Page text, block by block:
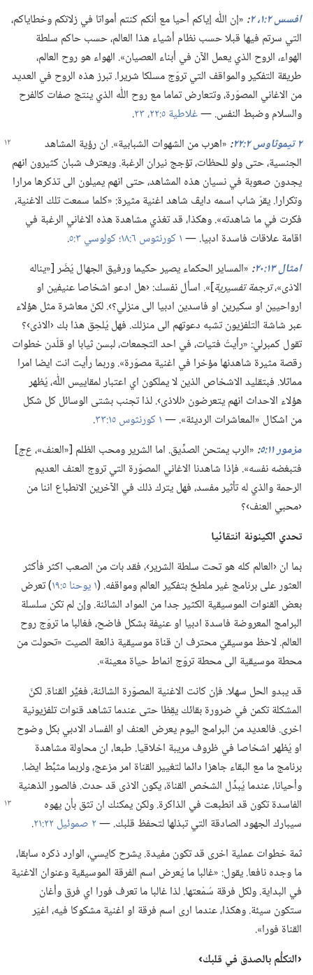
افسس ٢:‏١،‏ ٢
‏:‏ ‏«إن اللّٰه إياكم أحيا مع أنكم كنتم أمواتا في زلاتكم وخطاياكم،‏
التي سرتم فيها قبلا حسب نظام أشياء هذا العالم،‏ حسب حاكم سلطة
الهواء،‏ الروح الذي يعمل الآن في أبناء العصيان».‏ الهواء هو روح العالم،‏
طريقة التفكير والمواقف التي تروّج مسلكا شريرا.‏ تبرز هذه الروح في العديد
من الاغاني المصوّرة،‏ وتتعارض تماما مع روح اللّٰه الذي ينتج صفات كالفرح
والسلام وضبط النفس.‏ —‏غلاطية ٥:‏٢٢،‏ ٢٣
‏.‏
٢ تيموثاوس ٢:‏٢٢
‏:‏ ‏«اهرب من الشهوات الشبابية».‏ ان رؤية المشاهد
الجنسية،‏ حتى ولو للحظات،‏ تؤجج نيران الرغبة.‏ ويعترف شبان كثيرون انهم
يجدون صعوبة في نسيان هذه المشاهد،‏ حتى انهم يميلون الى تذكرها مرارا
وتكرارا.‏ يقرّ شاب اسمه دايڤ شاهد اغنية مثيرة:‏ «كلما سمعت تلك الاغنية،‏
فكرت في ما شاهدته».‏ وهكذا،‏ قد تغذي مشاهدة هذه الاغاني الرغبة في
اقامة علاقات فاسدة ادبيا.‏ —‏١ كورنثوس ٦:‏١٨؛‏ كولوسي ٣:‏٥
‏.‏
امثال ١٣:‏٢٠
‏:‏ ‏«المساير الحكماء يصير حكيما ورفيق الجهال يُضَر [«يناله
الاذى»،‏ترجمة تفسيرية‏]».‏ اسأل نفسك:‏ ‹هل ادعو اشخاصا عنيفين او
ارواحيين او سكيرين او فاسدين ادبيا الى منزلي؟‏›.‏ لكنّ معاشرة مثل هؤلاء
عبر شاشة التلفزيون تشبه دعوتهم الى منزلك.‏ فهل يُلحِق هذا بك ‹الاذى›؟‏
تقول كمبرلي:‏ «رأيتُ فتيات،‏ في احد التجمعات،‏ لبسن ثيابا او قلّدن خطوات
رقصة مثيرة شاهدنها مؤخرا في اغنية مصوّرة».‏ وربما رأيت انت ايضا امرا
مماثلا.‏ فبتقليد الاشخاص الذين لا يملكون اي اعتبار لمقاييس اللّٰه،‏ يُظهر
هؤلاء الاحداث انهم يتعرضون ‹للاذى›.‏ لذا تجنب بشتى الوسائل كل شكل
من اشكال «المعاشرات الرديئة».‏ —‏١ كورنثوس ١٥:‏٣٣
‏.‏
مزمور ١١:‏٥
‏:‏ ‏«الرب يمتحن الصدِّيق.‏ اما الشرير ومحب الظلم [«العنف»،‏ع‌ج‏]
فتبغضه نفسه».‏ فإذا شاهدنا الاغاني المصوّرة التي تروج العنف العديم
الرحمة والذي له تأثير مفسد،‏ فهل يترك ذلك في الآخرين الانطباع اننا من
‹محبي العنف›؟‏
تحدي الكينونة انتقائيا
بما ان ‹العالم كله هو تحت سلطة الشرير›،‏ فقد بات من الصعب اكثر فأكثر
العثور على برنامج غير ملطخ بتفكير العالم ومواقفه.‏ (‏١ يوحنا ٥:‏١٩
‏)‏ تعرض
بعض القنوات الموسيقية الكثير جدا من المواد الشائنة.‏ وإن لم تكن سلسلة
البرامج المعروضة فاسدة ادبيا او عنيفة بشكل فاضح،‏ فغالبا ما تروّج روح
العالم.‏ لاحظ موسيقيّ محترف ان قناة موسيقية ذائعة الصيت «تحولت من
محطة موسيقية الى محطة تروّج انماط حياة معينة».‏
قد يبدو الحل سهلا.‏ فإن كانت الاغنية المصوّرة الشائنة،‏ فغيِّر القناة.‏ لكنّ
المشكلة تكمن في ضرورة بقائك يقِظا حتى عندما تشاهد قنوات تلفزيونية
اخرى.‏ فالعديد من البرامج اليوم يعرض العنف او الفساد الادبي بكل وضوح
او يُظهر اشخاصا في ظروف مريبة اخلاقيا.‏ طبعا،‏ ان محاولة مشاهدة
برنامج ما مع البقاء جاهزا دائما لتغيير القناة امر مزعج،‏ ولربما مثبِّط ايضا.‏
وأحيانا،‏ عندما يُبدِّل الشخص القناة،‏ يكون الاذى قد حدث.‏ فالصور الذهنية
الفاسدة تكون قد انطبعت في الذاكرة.‏ ولكن يمكنك ان تثق بأن يهوه
سيبارك الجهود الصادقة التي تبذلها لتحفظ قلبك.‏ —‏٢ صموئيل ٢٢:‏٢١
‏.‏
ثمة خطوات عملية اخرى قد تكون مفيدة.‏ يشرح كايسي،‏ الوارد ذكره سابقا،‏
ما وجده نافعا.‏ يقول:‏ «غالبا ما يُعرض اسم الفرقة الموسيقية وعنوان الاغنية
في البداية.‏ ولكل فرقة سُمْعتها.‏ لذا غالبا ما تعرف فورا اي فرق وأغان
ستكون سيئة.‏ وهكذا،‏ عندما ارى اسم فرقة او اغنية مشكوكا فيه،‏ اغيّر
القناة فورا».‏
‏‹التكلُّم بالصدق في قلبك›‏